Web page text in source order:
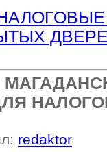
redaktor